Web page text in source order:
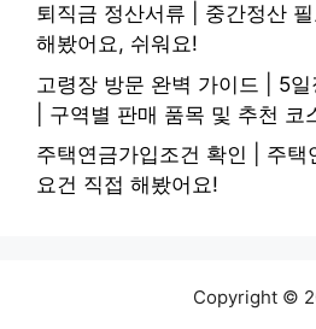
퇴직금 정산서류 | 중간정산
해봤어요, 쉬워요!
고령장 방문 완벽 가이드 | 5
| 구역별 판매 품목 및 추천 코
주택연금가입조건 확인 | 주택
요건 직접 해봤어요!
Copyright ©